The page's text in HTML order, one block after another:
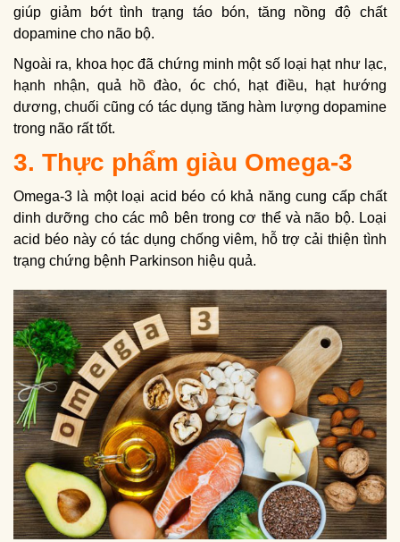
giúp giảm bớt tình trạng táo bón, tăng nồng độ chất
dopamine cho não bộ.
Ngoài ra, khoa học đã chứng minh một số loại hạt như lạc,
hạnh nhận, quả hồ đào, óc chó, hạt điều, hạt hướng
dương, chuối cũng có tác dụng tăng hàm lượng dopamine
trong não rất tốt.
3. Thực phẩm giàu Omega-3
Omega-3 là một loại acid béo có khả năng cung cấp chất
dinh dưỡng cho các mô bên trong cơ thể và não bộ. Loại
acid béo này có tác dụng chống viêm, hỗ trợ cải thiện tình
trạng chứng bệnh Parkinson hiệu quả.